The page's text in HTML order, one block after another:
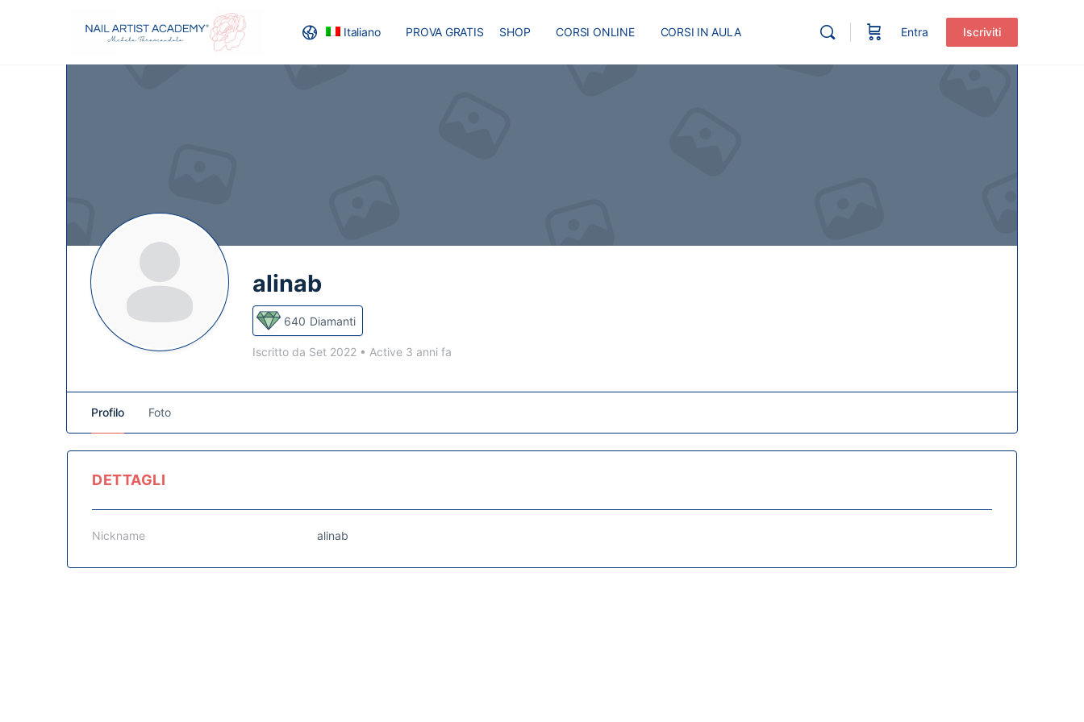
Italiano PROVA GRATIS SHOP CORSI ONLINE CORSI IN AULA Entra Iscriviti
alinab
640 Diamanti
Iscritto da Set 2022 • Active 3 anni fa
Profilo Foto
DETTAGLI
Nickname alinab